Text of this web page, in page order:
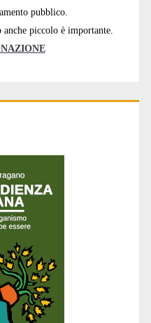
pubblico.
piccolo è importante.